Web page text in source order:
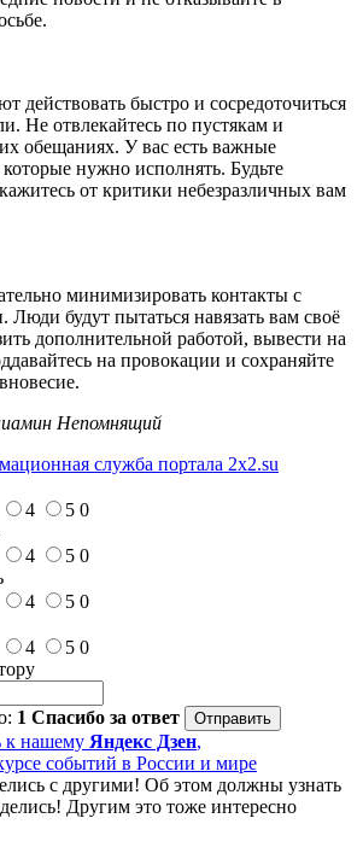
действовать быстро и сосредоточиться
Не отвлекайтесь по пустякам и
обещаниях. У вас есть важные
которые нужно исполнять. Будьте
от критики небезразличных вам
минимизировать контакты с
будут пытаться навязать вам своё
дополнительной работой, вывести на
на провокации и сохраняйте
Непомнящий
служба портала 2x2.su
4 5 0
4 5 0
4 5 0
4 5 0
1 Спасибо за ответ
к нашему Яндекс Дзен,
событий в России и мире
с другими! Об этом должны узнать
Другим это тоже интересно